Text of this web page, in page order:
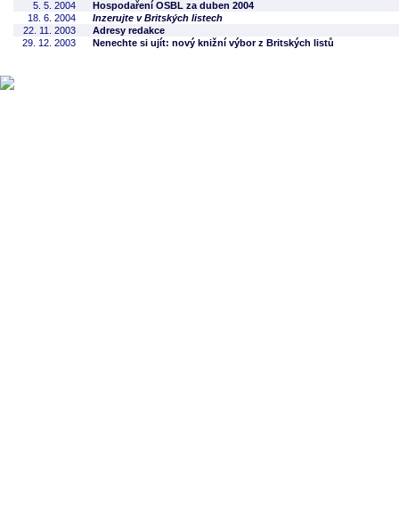
5. 5. 2004
Hospodaření OSBL za duben 2004
18. 6. 2004
Inzerujte v Britských listech
22. 11. 2003
Adresy redakce
29. 12. 2003
Nenechte si ujít: nový knižní výbor z Britských listů